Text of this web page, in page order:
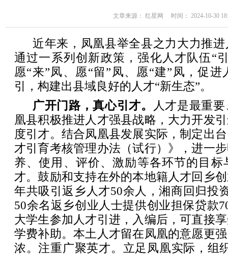
文章来源： 红星网 时间： 2024-10-30
近年来，凤凰县举全县之力大力推
通过一系列创新政策，强化人才队伍“
愿“来”凤、愿“留”凤、愿“建”凤，促
引，构建出县域良好的人才“新生态”。
广开门路，真心引才。
人才是最重
凰县积极推进人才强县战略，大力开发
度引才。结合凤凰县发展实际，制定出
才引育考核管理办法（试行）》，进一
养、使用、评价、激励等各环节的目标
才。鼓励和支持在外的本地籍人才回乡
年共吸引返乡人才50余人，湘商回归投
50余名返乡创业人士提供创业担保贷款
大学生参加人才引进，入编后，可直接
学费补助。本土人才留在凤凰的意愿更
浓。注重广聚英才。立足凤凰实际，组